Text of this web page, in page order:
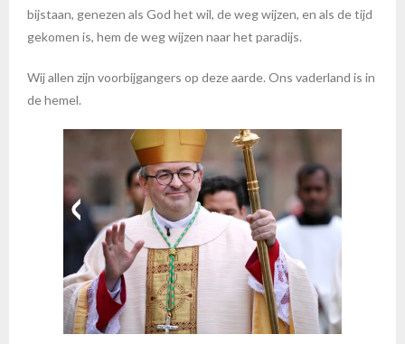
bijstaan, genezen als God het wil, de weg wijzen, en als de tijd
gekomen is, hem de weg wijzen naar het paradijs.
Wij allen zijn voorbijgangers op deze aarde. Ons vaderland is in
de hemel.